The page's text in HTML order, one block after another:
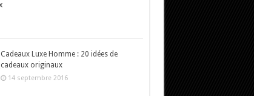
Cadeaux Luxe Homme : 20 idées de
cadeaux originaux
14 septembre 2016